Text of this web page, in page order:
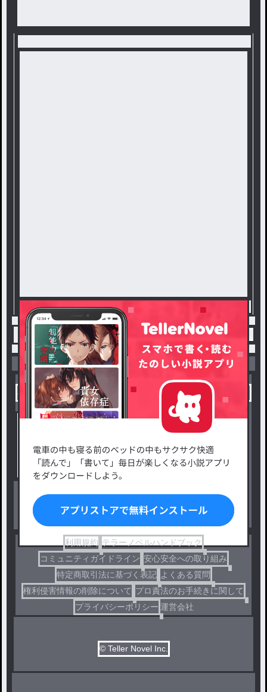
トップ 恋愛 いい先輩でいさせてくれない君。
小説を探す
新着小説一覧
小説コンテスト応募・公募
出版・メディアミックス作品
ジャンルから探す
恋愛・ロマンス
ファンタジー・異世界・SF
ホラー・ミステリー
コメディ
利用規約 テラーノベルハンドブック
コミュニティガイドライン 安心安全への取り組み
特定商取引法に基づく表記 よくある質問
権利侵害情報の削除について プロ責法のお手続きに関して
プライバシーポリシー 運営会社
© Teller Novel Inc.